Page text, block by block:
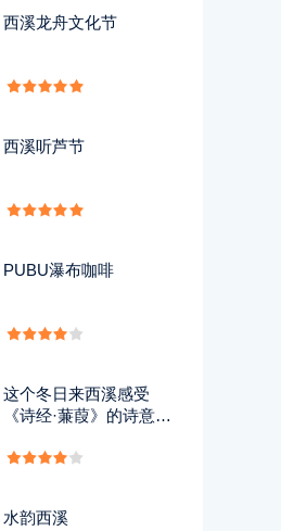
西溪龙舟文化节
西溪听芦节
PUBU瀑布咖啡
这个冬日来西溪感受
《诗经·蒹葭》的诗意生
水韵西溪